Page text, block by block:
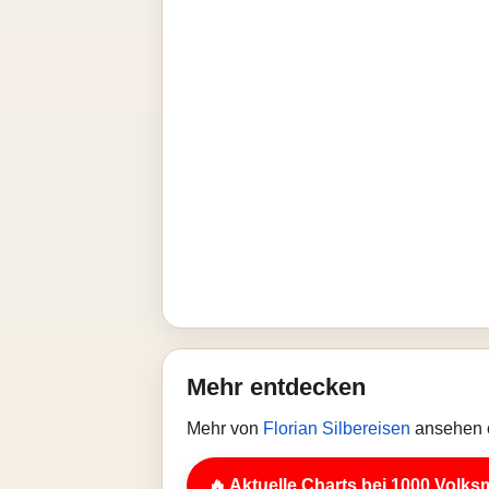
Mehr entdecken
Mehr von Florian Silbereisen ansehen
🔥 Aktuelle Charts bei 1000